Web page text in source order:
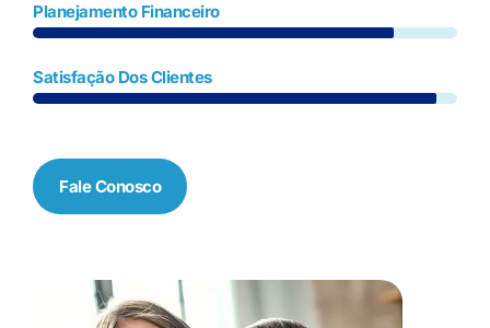
Planejamento Financeiro
Satisfação Dos Clientes
Fale Conosco